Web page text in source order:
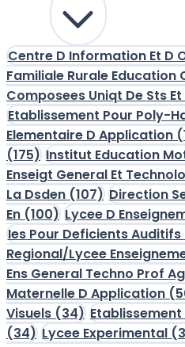
Centre D Information Et D
Familiale Rurale Education
Composees Uniqt De Sts
Etablissement Pour Poly-
Elementaire D Application
(175) Institut Education
Enseigt General Et
La Dsden (107) Direction
En (100) Lycee D
Ies Pour Deficients Auditifs
Regional/Lycee
Ens General Techno Prof
Maternelle D Application
Visuels (34)
(34) Lycee Experimental